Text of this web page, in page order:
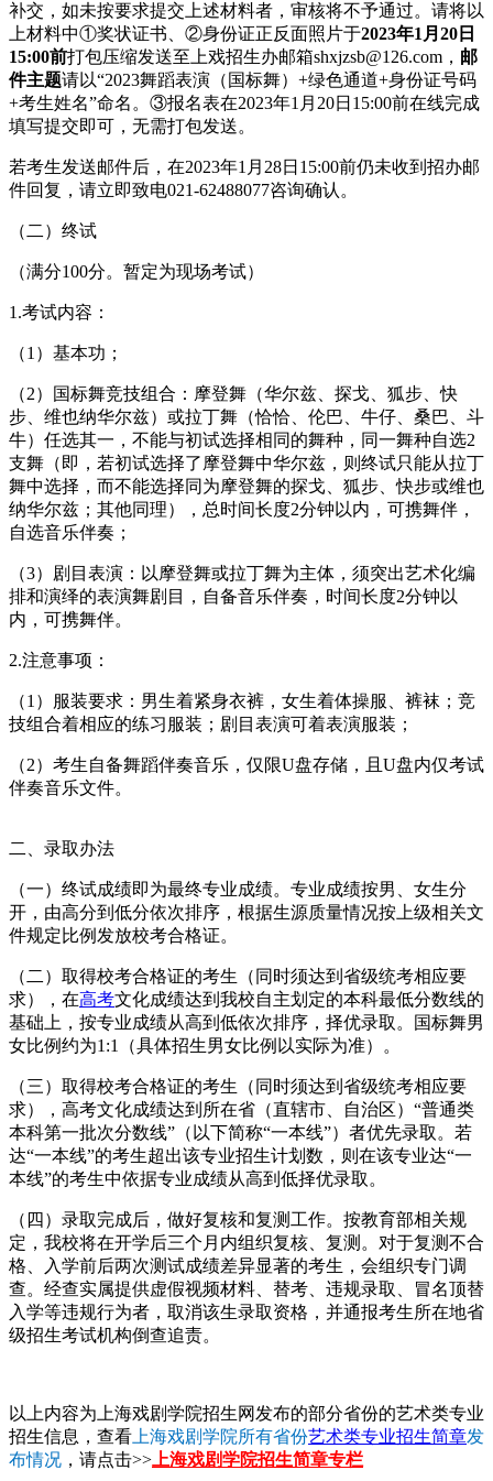
补交，如未按要求提交上述材料者，审核将不予通过。请将以
上材料中①奖状证书、②身份证正反面照片于2023年1 月20 日
15:00前打包压缩发送至上戏招生办邮箱shxjzsb@126.com， 邮
件主题请以“2023舞蹈表演（国标舞）+绿色通道+身份证号码
+考生姓名”命名。③报名表在2023年1月20日15:00前在线完成
填写提交即可，无需打包发送。
若考生发送邮件后，在2023年1月28日15:00前仍未收到招办邮
件回复，请立即致电021-62488077咨询确认。
（二）终试
（满分100分。暂定为现场考试）
1.考试内容：
（1）基本功；
（2）国标舞竞技组合：摩登舞（华尔兹、探戈、狐步、快
步、维也纳华尔兹）或拉丁舞（恰恰、伦巴、牛仔、桑巴、斗
牛）任选其一，不能与初试选择相同的舞种，同一舞种自选2
支舞（即，若初试选择了摩登舞中华尔兹，则终试只能从拉丁
舞中选择，而不能选择同为摩登舞的探戈、狐步、快步或维也
纳华尔兹；其他同理），总时间长度2分钟以内，可携舞伴，
自选音乐伴奏；
（3）剧目表演：以摩登舞或拉丁舞为主体，须突出艺术化编
排和演绎的表演舞剧目，自备音乐伴奏，时间长度2分钟以
内，可携舞伴。
2.注意事项：
（1）服装要求：男生着紧身衣裤，女生着体操服、裤袜；竞
技组合着相应的练习服装；剧目表演可着表演服装；
（2）考生自备舞蹈伴奏音乐，仅限U盘存储，且U盘内仅考试
伴奏音乐文件。
二、录取办法
（一）终试成绩即为最终专业成绩。专业成绩按男、女生分
开，由高分到低分依次排序，根据生源质量情况按上级相关文
件规定比例发放校考合格证。
（二）取得校考合格证的考生（同时须达到省级统考相应要
求），在高考文化成绩达到我校自主划定的本科最低分数线的
基础上，按专业成绩从高到低依次排序，择优录取。国标舞男
女比例约为1:1（具体招生男女比例以实际为准）。
（三）取得校考合格证的考生（同时须达到省级统考相应要
求），高考文化成绩达到所在省（直辖市、自治区）“普通类
本科第一批次分数线”（以下简称“一本线”）者优先录取。若
达“一本线”的考生超出该专业招生计划数，则在该专业达“一
本线”的考生中依据专业成绩从高到低择优录取。
（四）录取完成后，做好复核和复测工作。按教育部相关规
定，我校将在开学后三个月内组织复核、复测。对于复测不合
格、入学前后两次测试成绩差异显著的考生，会组织专门调
查。经查实属提供虚假视频材料、替考、违规录取、冒名顶替
入学等违规行为者，取消该生录取资格，并通报考生所在地省
级招生考试机构倒查追责。
以上内容为上海戏剧学院招生网发布的部分省份的艺术类专业
招生信息，查看 上海戏剧学院所有省份艺术类专业招生简章发
布情况 ，请点击>> 上海戏剧学院招生简章专栏